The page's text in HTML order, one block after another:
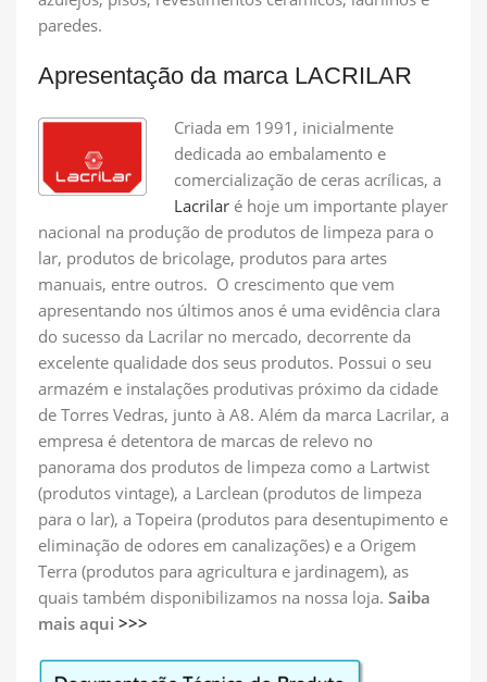
paredes.
Apresentação da marca LACRILAR
Criada em 1991, inicialmente
dedicada ao embalamento e
comercialização de ceras acrílicas, a
Lacrilar é hoje um importante player
nacional na produção de produtos de limpeza para o
lar, produtos de bricolage, produtos para artes
manuais, entre outros. O crescimento que vem
apresentando nos últimos anos é uma evidência clara
do sucesso da Lacrilar no mercado, decorrente da
excelente qualidade dos seus produtos. Possui o seu
armazém e instalações produtivas próximo da cidade
de Torres Vedras, junto à A8. Além da marca Lacrilar, a
empresa é detentora de marcas de relevo no
panorama dos produtos de limpeza como a Lartwist
(produtos vintage), a Larclean (produtos de limpeza
para o lar), a Topeira (produtos para desentupimento e
eliminação de odores em canalizações) e a Origem
Terra (produtos para agricultura e jardinagem), as
quais também disponibilizamos na nossa loja. Saiba
mais aqui >>>